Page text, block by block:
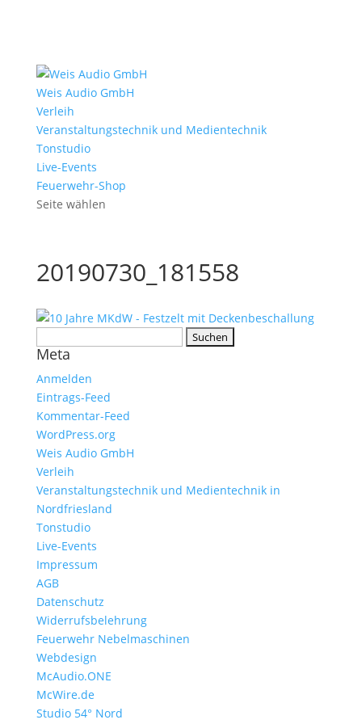
Weis Audio GmbH
Verleih
Veranstaltungstechnik und Medientechnik
Tonstudio
Live-Events
Feuerwehr-Shop
Seite wählen
20190730_181558
nach:
Meta
Anmelden
Eintrags-Feed
Kommentar-Feed
WordPress.org
Weis Audio GmbH
Verleih
Veranstaltungstechnik und Medientechnik in
Nordfriesland
Tonstudio
Live-Events
Impressum
AGB
Datenschutz
Widerrufsbelehrung
Feuerwehr Nebelmaschinen
Webdesign
McAudio.ONE
McWire.de
Studio 54° Nord